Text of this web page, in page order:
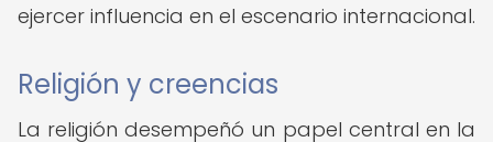
ejercer influencia en el escenario internacional.
Religión y creencias
La religión desempeñó un papel central en la